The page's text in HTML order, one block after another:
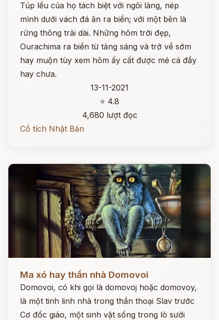
Túp lều của họ tách biệt với ngôi làng, nép
mình dưới vách đá ăn ra biển; với một bên là
rừng thông trải dài. Những hôm trời đẹp,
Ourachima ra biển từ tảng sáng và trở về sớm
hay muộn tùy xem hôm ấy cất được mẻ cá đầy
hay chưa.
13-11-2021
⭐ 4.8
4,680 lượt đọc
Cổ tích Nhật Bản
Ma xó hay thần nhà Domovoi
Domovoi, có khi gọi là domovoj hoặc domovoy,
là một tinh linh nhà trong thần thoại Slav trước
Cơ đốc giáo, một sinh vật sống trong lò sưởi